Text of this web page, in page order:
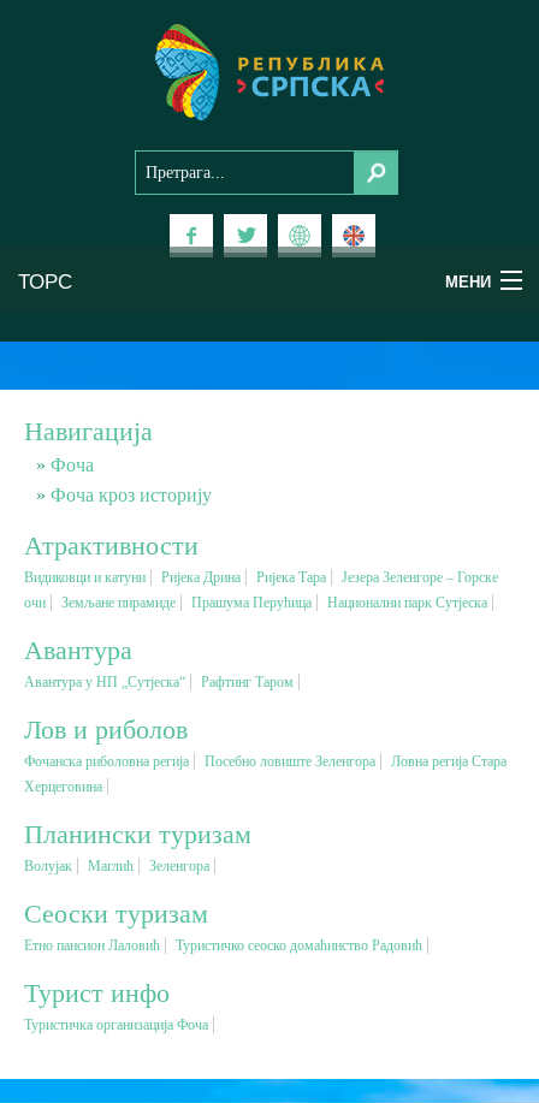
ТОРС МЕНИ
Планински туризам
Бањски туризам
Вјерски туризам
Авантура
Еко туризам
Гастрономија
Лов и риболов
Сеоски туризам
Омладински туризам
Навигација
Фоча
Фоча кроз историју
Атрактивности
Видиковци и катуни Ријека Дрина Ријека Тара
Језера Зеленгоре – Горске
очи
Земљане пирамиде Прашума Перућица Национални парк Сутјеска
Авантура
Авантура у НП „Сутјеска“ Рафтинг Таром
Лов и риболов
Фочанска риболовна регија Посебно ловиште Зеленгора
Ловна регија Стара
Херцеговина
Планински туризам
Волујак Mаглић Зеленгора
Сеоски туризам
Етно пансион Лаловић Туристичко сеоско домаћинство Радовић
Турист инфо
Туристичка организација Фоча